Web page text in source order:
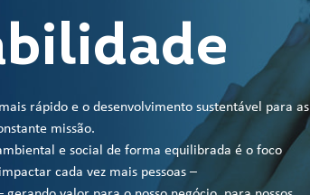
rápido e o desenvolvimento sustentável para as
missão.
e social de forma equilibrada é o foco
cada vez mais pessoas –